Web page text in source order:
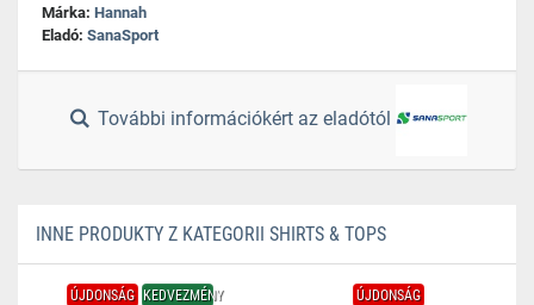
Márka: Hannah
Eladó: SanaSport
További információkért az eladótól
INNE PRODUKTY Z KATEGORII SHIRTS & TOPS
ÚJDONSÁG KEDVEZMÉNY ÚJDONSÁG